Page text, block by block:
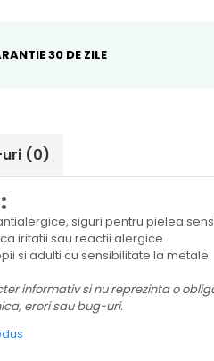
30 DE ZILE
(0)
siguri pentru pielea
iritatii sau reactii alergice
si adulti cu sensibilitate la metale
informativ si nu reprezinta o
erori sau bug-uri.